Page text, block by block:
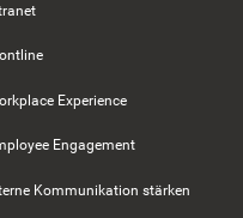
Experience
Engagement
Kommunikation stärken